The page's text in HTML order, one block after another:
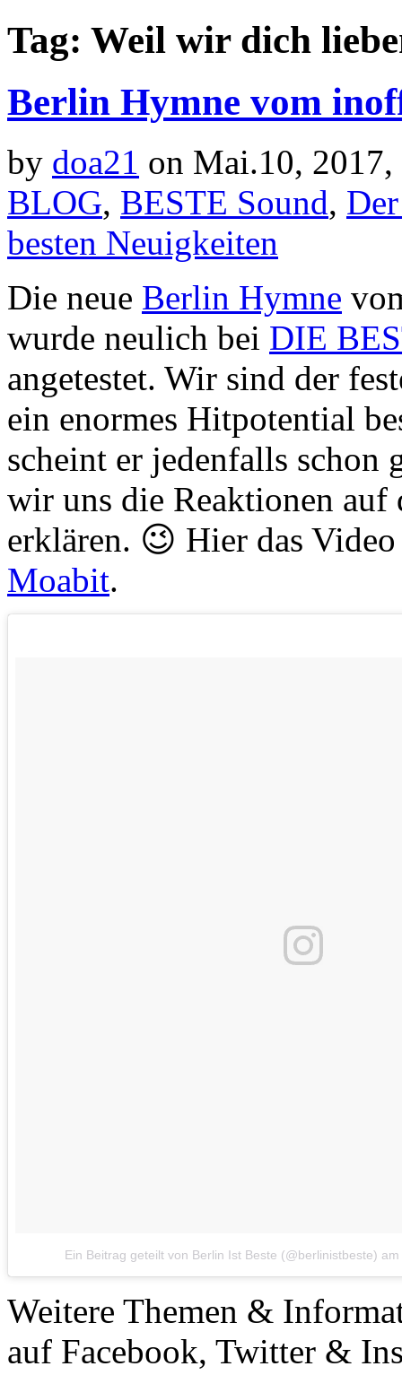
Tag: Weil wir dich
Berlin Hymne vom
by doa21 on Mai.10,
BLOG, BESTE Sound,
besten Neuigkeiten
Die neue Berlin Hymne
wurde neulich bei DIE
angetestet. Wir sind der
ein enormes Hitpotential
scheint er jedenfalls schon
wir uns die Reaktionen
erklären. 😉 Hier das
Moabit.
Ein Beitrag geteilt von Berlin Ist Beste (@berlinistbeste) am
Weitere Themen &
auf Facebook, Twitter &